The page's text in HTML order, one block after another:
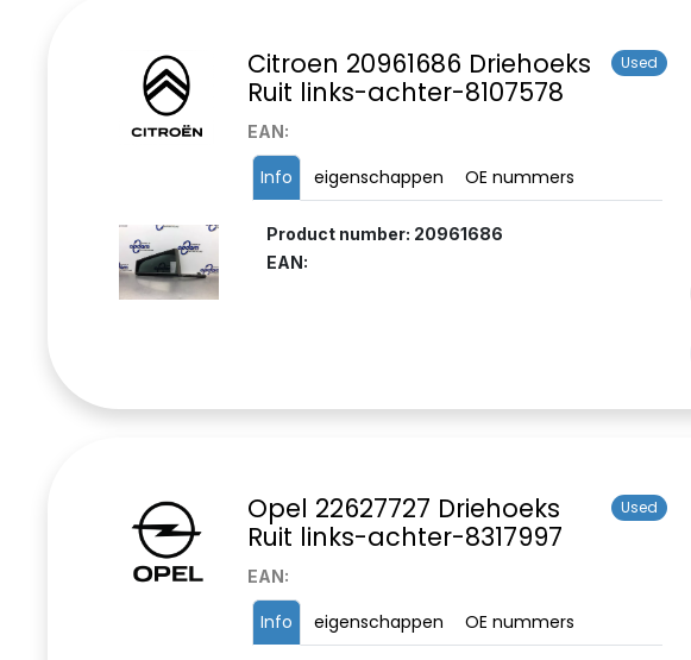
Citroen 20961686 Driehoeks
Ruit links-achter-8107578
Used
EAN:
Info eigenschappen OE nummers
Product number: 20961686
EAN:
Opel 22627727 Driehoeks
Ruit links-achter-8317997
Used
EAN:
Info eigenschappen OE nummers